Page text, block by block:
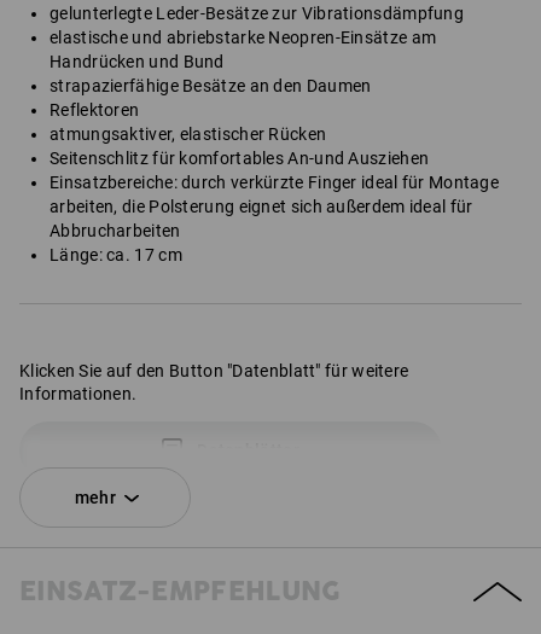
gelunterlegte Leder-Besätze zur Vibrationsdämpfung
elastische und abriebstarke Neopren-Einsätze am
Handrücken und Bund
strapazierfähige Besätze an den Daumen
Reflektoren
atmungsaktiver, elastischer Rücken
Seitenschlitz für komfortables An-und Ausziehen
Einsatzbereiche: durch verkürzte Finger ideal für Montage
arbeiten, die Polsterung eignet sich außerdem ideal für
Abbrucharbeiten
Länge: ca. 17 cm
Klicken Sie auf den Button "Datenblatt" für weitere
Informationen.
mehr
EINSATZ-EMPFEHLUNG